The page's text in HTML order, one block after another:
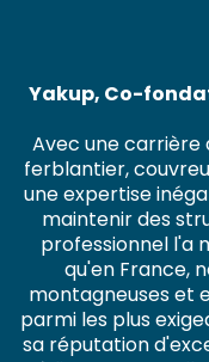
Yakup, Co-
Avec une carrière
ferblantier,
une expertise
maintenir des
professionnel l'a
qu'en France,
montagneuses et
parmi les plus
sa réputation